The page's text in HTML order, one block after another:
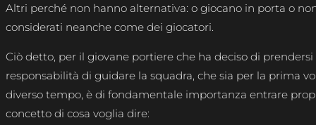
Altri perché non hanno alternativa: o giocano in porta o
considerati neanche come dei giocatori.
Ciò detto, per il giovane portiere che ha deciso di prendersi
responsabilità di guidare la squadra, che sia per la prima
diverso tempo, è di fondamentale importanza entrare
concetto di cosa voglia dire: